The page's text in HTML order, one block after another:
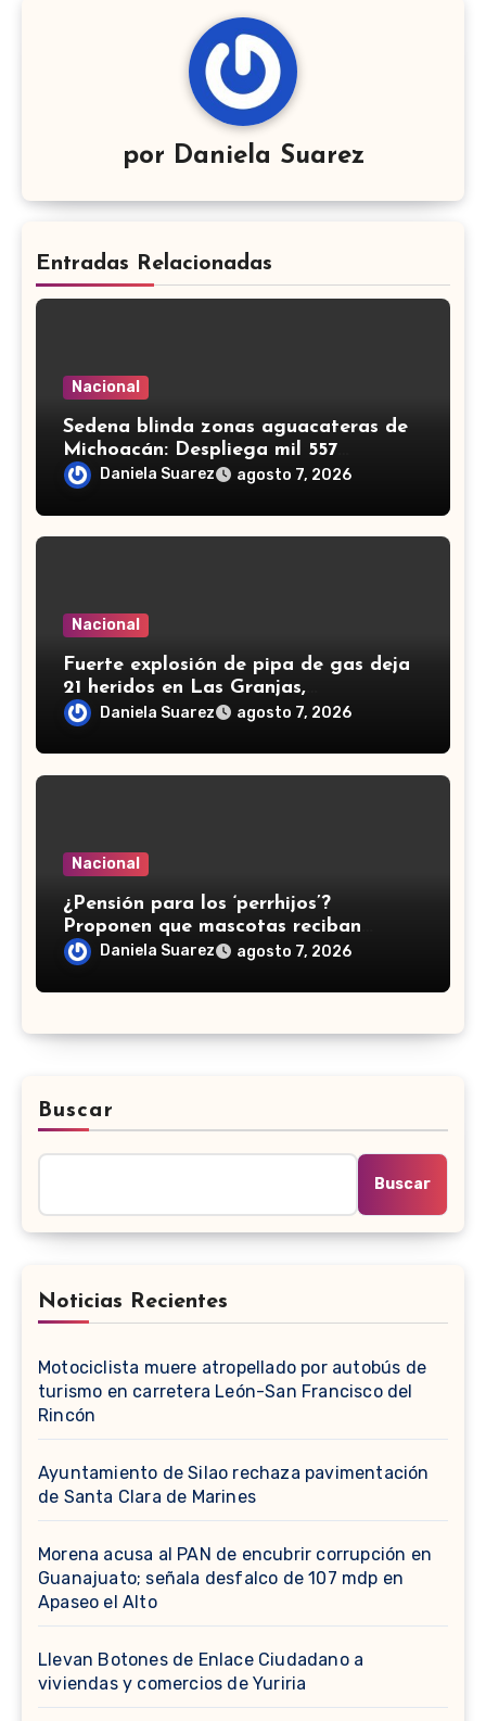
por Daniela Suarez
Entradas Relacionadas
Nacional
Sedena blinda zonas aguacateras de
Michoacán: Despliega mil 557
efectivos de Guardia Nacional y
Daniela Suarez agosto 7, 2026
Nacional
Fuerte explosión de pipa de gas deja
21 heridos en Las Granjas,
Cuernavaca; dos son menores
Daniela Suarez agosto 7, 2026
Nacional
¿Pensión para los ‘perrhijos’?
Proponen que mascotas reciban
manutención tras divorcios en CDMX
Daniela Suarez agosto 7, 2026
Buscar
Buscar
Noticias Recientes
Motociclista muere atropellado por autobús de
turismo en carretera León-San Francisco del
Rincón
Ayuntamiento de Silao rechaza pavimentación
de Santa Clara de Marines
Morena acusa al PAN de encubrir corrupción en
Guanajuato; señala desfalco de 107 mdp en
Apaseo el Alto
Llevan Botones de Enlace Ciudadano a
viviendas y comercios de Yuriria